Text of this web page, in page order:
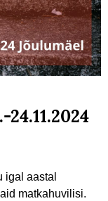
igal aastal
matkahuvilisi.